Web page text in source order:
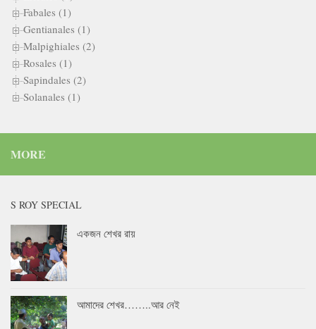
Fabales (1)
Gentianales (1)
Malpighiales (2)
Rosales (1)
Sapindales (2)
Solanales (1)
MORE
S ROY SPECIAL
একজন শেখর রায়
আমাদের শেখর……..আর নেই